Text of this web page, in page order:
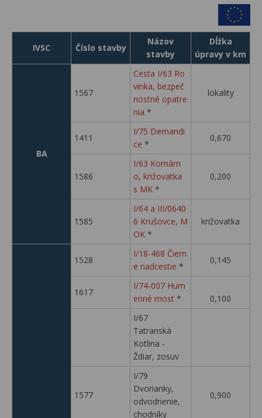
IVSC Číslo stavby
Názov
stavby
Dĺžka
úpravy v km
BA
1567
Cesta I/63 Ro
vinka, bezpeč
nostné opatre
nia *
lokality
1411
I/75 Demandi
ce *
0,670
1586
I/63 Komárn
o, križovatka
s MK *
0,200
1585
I/64 a III/0640
6 Krušovce, M
OK *
križovatka
1528
I/18-468 Čiern
e nadcestie *
0,145
1617
I/74-007 Hum
enné most *
0,100
I/67
Tatranská
Kotlina -
Ždiar, zosuv
1577
I/79
Dvorianky,
odvodnenie,
chodníky
0,900